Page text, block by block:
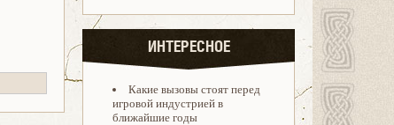
ИНТЕРЕСНОЕ
Какие вызовы стоят перед
игровой индустрией в
ближайшие годы